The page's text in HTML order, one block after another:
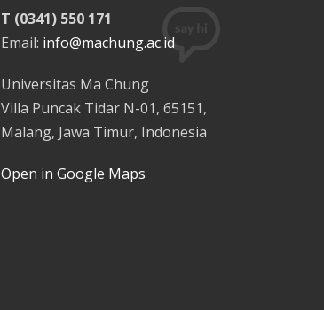
T (0341) 550 171
Email: info@machung.ac.id
Universitas Ma Chung
Villa Puncak Tidar N-01, 65151,
Malang, Jawa Timur, Indonesia
Open in Google Maps